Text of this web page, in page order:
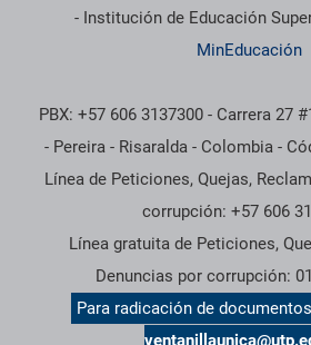
- Institución de Educación
MinEducación
PBX: +57 606 3137300 - Carrera 27
- Pereira - Risaralda - Colombia -
Línea de Peticiones, Quejas,
corrupción: +57 606
Línea gratuita de Peticiones,
Denuncias por corrupción:
Para radicación de